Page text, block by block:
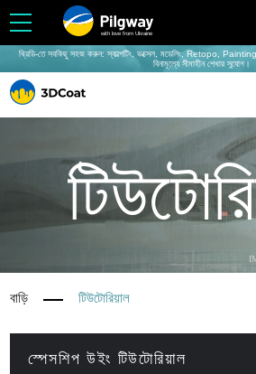
with love from Ukraine
থ্রিডি-তে সবকিছু সহজ করুন: স্কাল্পটিং, ভক্সেল, মডেলিং, Retopo, Painting,
বিনামূল্যে সীমাহীন শেখার সুযোগ।
বাড়ি টিউটোরিয়াল
স্পেসশিপ উইং টিউটোরিয়াল